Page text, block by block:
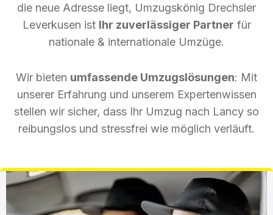
die neue Adresse liegt, Umzugskönig Drechsler
Leverkusen ist Ihr zuverlässiger Partner für
nationale & internationale Umzüge.
Wir bieten umfassende Umzugslösungen: Mit
unserer Erfahrung und unserem Expertenwissen
stellen wir sicher, dass Ihr Umzug nach Lancy so
reibungslos und stressfrei wie möglich verläuft.